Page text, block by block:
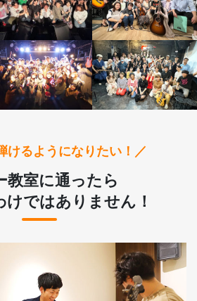
けるようになりたい！／
教室に通ったら
ではありません！